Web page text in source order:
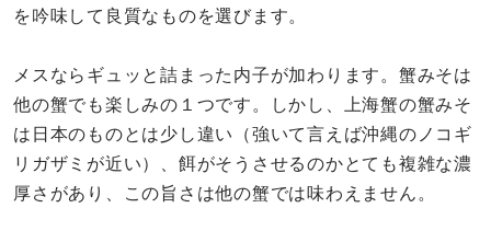
を吟味して良質なものを選びます。
メスならギュッと詰まった内子が加わります。蟹みそは
他の蟹でも楽しみの１つです。しかし、上海蟹の蟹みそ
は日本のものとは少し違い（強いて言えば沖縄のノコギ
リガザミが近い）、餌がそうさせるのかとても複雑な濃
厚さがあり、この旨さは他の蟹では味わえません。